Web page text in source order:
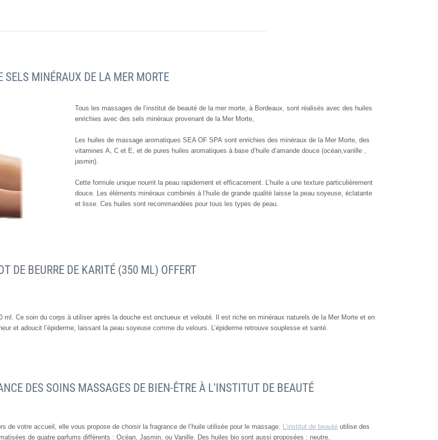
MINÉRAUX DE LA MER MORTE
Tous les massages de l’institut de beauté de la mer morte, à Bordeaux, sont réalisés avec des huiles
enrichies avec des sels minéraux provenant de la Mer Morte,
Les huiles de massage aromatiques SEA OF SPA sont enrichies des minéraux de la Mer Morte, des
vitamines A, C et E, et de pures huiles aromatiques à base d’huile d’amande douce (océan,vanille ,
jasmin).
Cette formule unique nourrit la peau rapidement et efficacement. L’huile a une texture particulièrement
douce. Les éléments minéraux combinés à l’huile de grande qualité laisse la peau soyeuse, éclatante
et lisse. Ces huiles sont recommandées pour tous les types de peau.
DE BEURRE DE KARITÉ (350 ML) OFFERT
Ce soin du corps à utiliser après la douche est onctueux et velouté. Il est riche en minéraux naturels de la Mer Morte et en
et adoucit l’épiderme, laissant la peau soyeuse comme du velours. L’épiderme retrouve souplesse et santé.
DES SOINS MASSAGES DE BIEN-ÊTRE À L'INSTITUT DE BEAUTÉ
de votre accueil, elle vous propose de choisir la fragrance de l’huile utilisée pour le massage. L’institut de beauté utilise des
de quatre parfums différents : Océan, Jasmin, ou Vanille. Des huiles bio sont aussi proposées : neutre,